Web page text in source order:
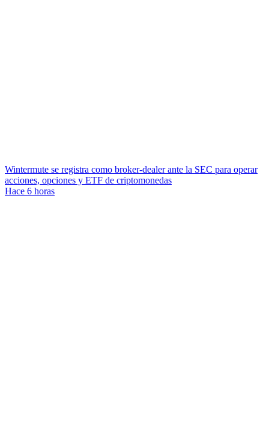
Wintermute se registra como broker-dealer ante la SEC para operar
acciones, opciones y ETF de criptomonedas
Hace 6 horas